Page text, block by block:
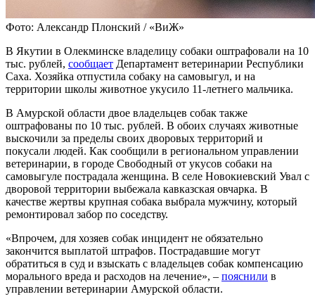
Фото: Александр Плонский / «ВиЖ»
В Якутии в Олекминске владелицу собаки оштрафовали на 10
тыс. рублей, сообщает Департамент ветеринарии Республики
Саха. Хозяйка отпустила собаку на самовыгул, и на
территории школы животное укусило 11-летнего мальчика.
В Амурской области двое владельцев собак также
оштрафованы по 10 тыс. рублей. В обоих случаях животные
выскочили за пределы своих дворовых территорий и
покусали людей. Как сообщили в региональном управлении
ветеринарии, в городе Свободный от укусов собаки на
самовыгуле пострадала женщина. В селе Новокиевский Увал с
дворовой территории выбежала кавказская овчарка. В
качестве жертвы крупная собака выбрала мужчину, который
ремонтировал забор по соседству.
«Впрочем, для хозяев собак инцидент не обязательно
закончится выплатой штрафов. Пострадавшие могут
обратиться в суд и взыскать с владельцев собак компенсацию
морального вреда и расходов на лечение», – пояснили в
управлении ветеринарии Амурской области.